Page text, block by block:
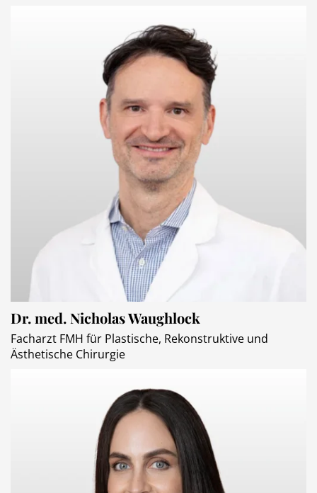
Dr. med. Nicholas Waughlock
Facharzt FMH für Plastische, Rekonstruktive und
Ästhetische Chirurgie